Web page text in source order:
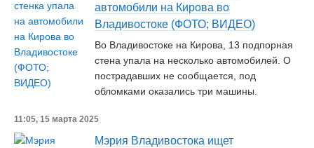
автомобили на Кирова во
Владивостоке (ФОТО; ВИДЕО)
Во Владивостоке на Кирова, 13 подпорная
стена упала на несколько автомобилей. О
пострадавших не сообщается, под
обломками оказались три машины.
11:05, 15 марта 2025
Мэрия Владивостока ищет